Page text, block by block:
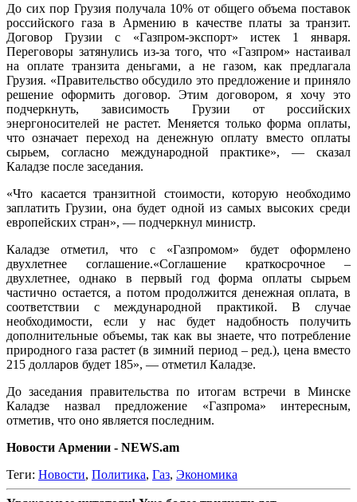
До сих пор Грузия получала 10% от общего объема поставок
российского газа в Армению в качестве платы за транзит.
Договор Грузии с «Газпром-экспорт» истек 1 января.
Переговоры затянулись из-за того, что «Газпром» настаивал
на оплате транзита деньгами, а не газом, как предлагала
Грузия. «Правительство обсудило это предложение и приняло
решение оформить договор. Этим договором, я хочу это
подчеркнуть, зависимость Грузии от российских
энергоносителей не растет. Меняется только форма оплаты,
что означает переход на денежную оплату вместо оплаты
сырьем, согласно международной практике», — сказал
Каладзе после заседания.
«Что касается транзитной стоимости, которую необходимо
заплатить Грузии, она будет одной из самых высоких среди
европейских стран», — подчеркнул министр.
Каладзе отметил, что с «Газпромом» будет оформлено
двухлетнее соглашение.«Соглашение краткосрочное –
двухлетнее, однако в первый год форма оплаты сырьем
частично остается, а потом продолжится денежная оплата, в
соответствии с международной практикой. В случае
необходимости, если у нас будет надобность получить
дополнительные объемы, так как вы знаете, что потребление
природного газа растет (в зимний период – ред.), цена вместо
215 долларов будет 185», — отметил Каладзе.
До заседания правительства по итогам встречи в Минске
Каладзе назвал предложение «Газпрома» интересным,
отметив, что оно является последним.
Новости Армении - NEWS.am
Теги: Новости, Политика, Газ, Экономика